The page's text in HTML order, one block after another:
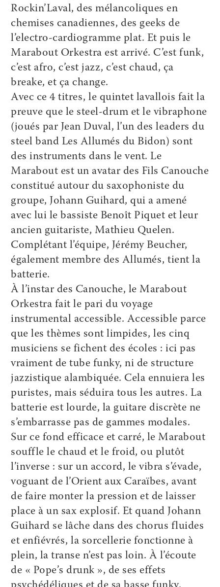
Rockin’Laval, des mélancoliques en
chemises canadiennes, des geeks de
l’electro-cardiogramme plat. Et puis le
Marabout Orkestra est arrivé. C’est funk,
c’est afro, c’est jazz, c’est chaud, ça
breake, et ça change.
Avec ce 4 titres, le quintet lavallois fait la
preuve que le steel-drum et le vibraphone
(joués par Jean Duval, l’un des leaders du
steel band Les Allumés du Bidon) sont
des instruments dans le vent. Le
Marabout est un avatar des Fils Canouche
constitué autour du saxophoniste du
groupe, Johann Guihard, qui a amené
avec lui le bassiste Benoît Piquet et leur
ancien guitariste, Mathieu Quelen.
Complétant l’équipe, Jérémy Beucher,
également membre des Allumés, tient la
batterie.
À l’instar des Canouche, le Marabout
Orkestra fait le pari du voyage
instrumental accessible. Accessible parce
que les thèmes sont limpides, les cinq
musiciens se fichent des écoles : ici pas
vraiment de tube funky, ni de structure
jazzistique alambiquée. Cela ennuiera les
puristes, mais séduira tous les autres. La
batterie est lourde, la guitare discrète ne
s’embarrasse pas de gammes modales.
Sur ce fond efficace et carré, le Marabout
souffle le chaud et le froid, ou plutôt
l’inverse : sur un accord, le vibra s’évade,
voguant de l’Orient aux Caraïbes, avant
de faire monter la pression et de laisser
place à un sax explosif. Et quand Johann
Guihard se lâche dans des chorus fluides
et enfiévrés, la sorcellerie fonctionne à
plein, la transe n’est pas loin. À l’écoute
de « Pope’s drunk », de ses effets